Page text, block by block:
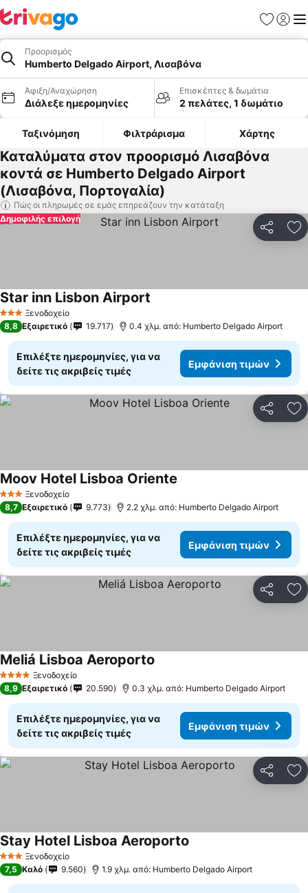
Προορισμός
Humberto Delgado Airport, Λισαβόνα
Άφιξη/Αναχώρηση
Διάλεξε ημερομηνίες
Επισκέπτες & δωμάτια
2 πελάτες, 1 δωμάτιο
Ταξινόμηση Φιλτράρισμα Χάρτης
Καταλύματα στον προορισμό Λισαβόνα
κοντά σε Humberto Delgado Airport
(Λισαβόνα, Πορτογαλία)
Πώς οι πληρωμές σε εμάς επηρεάζουν την κατάταξη
Δημοφιλής επιλογή
3 ΑστέριαΞενοδοχείο
Star inn Lisbon Airport
8,8 Εξαιρετικό 19.717 0.4 χλμ. από: Humberto Delgado Airport
Επιλέξτε ημερομηνίες, για να
δείτε τις ακριβείς τιμές
Εμφάνιση τιμών
3 ΑστέριαΞενοδοχείο
Moov Hotel Lisboa Oriente
8,7 Εξαιρετικό 9.773 2.2 χλμ. από: Humberto Delgado Airport
Επιλέξτε ημερομηνίες, για να
δείτε τις ακριβείς τιμές
Εμφάνιση τιμών
4 ΑστέριαΞενοδοχείο
Meliá Lisboa Aeroporto
8,9 Εξαιρετικό 20.590 0.3 χλμ. από: Humberto Delgado Airport
Επιλέξτε ημερομηνίες, για να
δείτε τις ακριβείς τιμές
Εμφάνιση τιμών
3 ΑστέριαΞενοδοχείο
Stay Hotel Lisboa Aeroporto
7,5 Καλό 9.560 1.9 χλμ. από: Humberto Delgado Airport